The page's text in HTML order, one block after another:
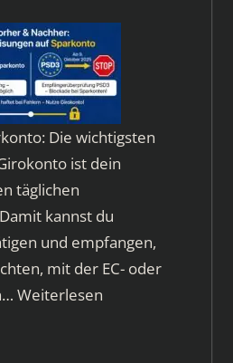
Die wichtigsten
ist dein
täglichen
kannst du
und empfangen,
mit der EC- oder
Weiterlesen